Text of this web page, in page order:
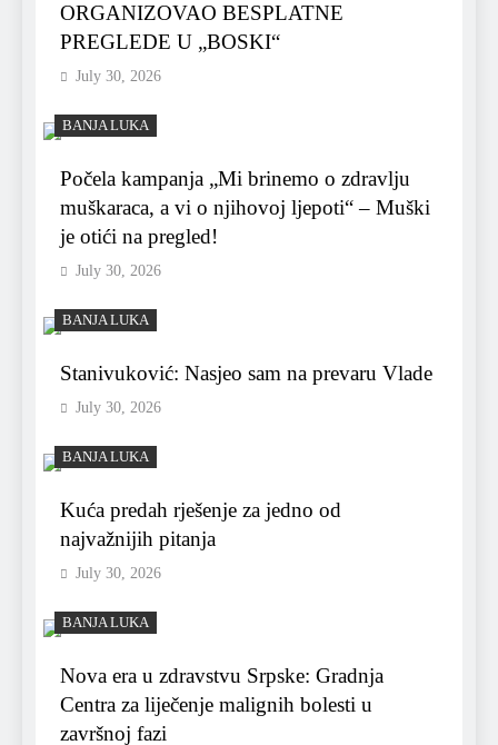
ORGANIZOVAO BESPLATNE
PREGLEDE U „BOSKI“
July 30, 2026
BANJA LUKA
Počela kampanja „Mi brinemo o zdravlju
muškaraca, a vi o njihovoj ljepoti“ – Muški
je otići na pregled!
July 30, 2026
BANJA LUKA
Stanivuković: Nasjeo sam na prevaru Vlade
July 30, 2026
BANJA LUKA
Kuća predah rješenje za jedno od
najvažnijih pitanja
July 30, 2026
BANJA LUKA
Nova era u zdravstvu Srpske: Gradnja
Centra za liječenje malignih bolesti u
završnoj fazi